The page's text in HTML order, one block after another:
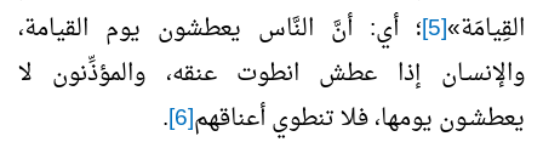
القِيامَة»[5] ؛ أي: أنَّ النَّاس يعطشون يوم القيامة،
والإنسـان إذا عطش انطوت عنقه، والمؤذِّنون لا
يعطشـون يومها، فلا تنطوي أعناقهم[6]
.